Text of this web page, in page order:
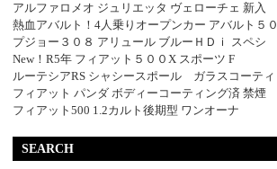
アルファロメオ ジュリエッタ ヴェローチェ 新入
熱血アバルト！4人乗りオープンカー アバルト５０
プジョー３０８ アリュール ブルーＨＤｉ スペシ
New！R5年 フィアット５００X スポーツ F
ルーテシアRS シャシースポール ガラスコーティ
フィアット パンダ ボディーコーティング済 禁煙
フィアット500 1.2カルト後期型 ワンオーナ
SEARCH